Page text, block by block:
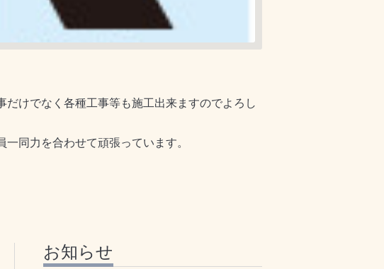
けでなく各種工事等も施工出来ますのでよろし
同力を合わせて頑張っています。
お知らせ